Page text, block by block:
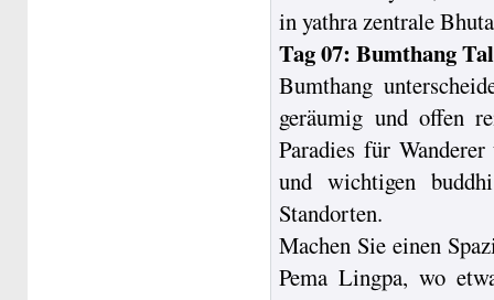
in yathra zentrale
Tag 07: Bumthang
Bumthang
geräumig und offen
Paradies für
und wichtigen
Standorten.
Machen Sie einen
Pema Lingpa, wo